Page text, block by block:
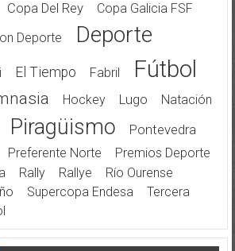
Copa Del Rey
Copa Galicia FSF
Deporte
Deporte
El Tiempo Fabril Fútbol
Hockey Lugo Natación
Piragüismo
Pontevedra
Preferente Norte
Premios Deporte
Rally Rallye
Río Ourense
Supercopa Endesa
Tercera